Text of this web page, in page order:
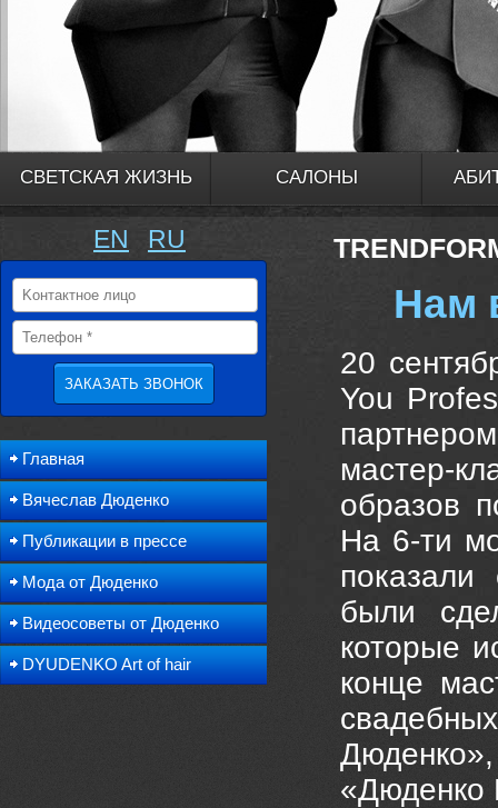
СВЕТСКАЯ ЖИЗНЬ САЛОНЫ
EN RU
Главная
Вячеслав Дюденко
Публикации в прессе
Мода от Дюденко
Видеосоветы от Дюденко
DYUDENKO Art of hair
Нам
20
You
мастер-
образов
На 6-ти
были
которые
конце
«Дюденко